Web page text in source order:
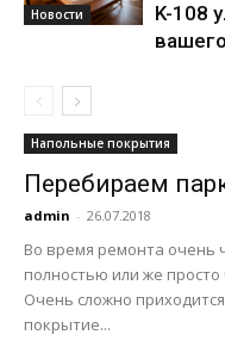
Новости
K-108
Напольные покрытия
Перебираем
admin - 26.07.2018
Во время ремонта очень
полностью или же
Очень сложно
покрытие...